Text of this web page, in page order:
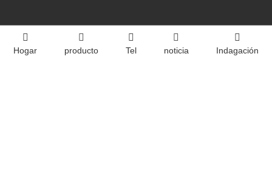
Hogar producto Tel noticia Indagación